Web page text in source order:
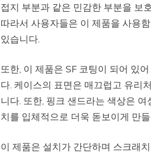
접지 부분과 같은 민감한 부분을 보
따라서 사용자들은 이 제품을 사용
있습니다.
또한, 이 제품은 SF 코팅이 되어 있
다. 케이스의 표면은 매끄럽고 유리
니다. 또한, 핑크 샌드라는 색상은
치를 입체적으로 더욱 돋보이게 만
이 제품은 설치가 간단하며 스크래